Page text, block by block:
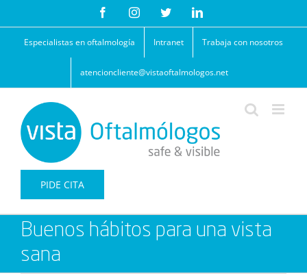
contenido
FacebookInstagramTwitterLinkedIn
Especialistas en oftalmología Intranet Trabaja con nosotros
atencioncliente@vistaoftalmologos.net
PIDE CITA
Buenos hábitos para una vista
sana